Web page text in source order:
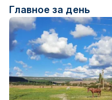
Главное за день